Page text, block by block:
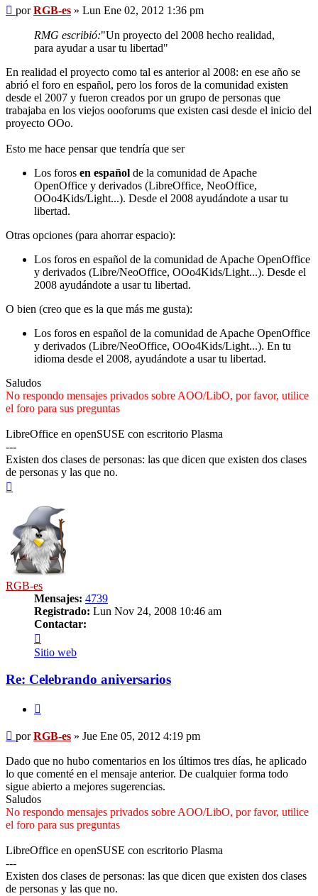
Mensaje
porRGB-es » Lun Ene 02, 2012 1:36 pm
RMG escribió:"Un proyecto del 2008 hecho realidad,
para ayudar a usar tu libertad"
En realidad el proyecto como tal es anterior al 2008: en ese año se
abrió el foro en español, pero los foros de la comunidad existen
desde el 2007 y fueron creados por un grupo de personas que
trabajaba en los viejos oooforums que existen casi desde el inicio del
proyecto OOo.
Esto me hace pensar que tendría que ser
Los foros en español de la comunidad de Apache
OpenOffice y derivados (LibreOffice, NeoOffice,
OOo4Kids/Light...). Desde el 2008 ayudándote a usar tu
libertad.
Otras opciones (para ahorrar espacio):
Los foros en español de la comunidad de Apache OpenOffice
y derivados (Libre/NeoOffice, OOo4Kids/Light...). Desde el
2008 ayudándote a usar tu libertad.
O bien (creo que es la que más me gusta):
Los foros en español de la comunidad de Apache OpenOffice
y derivados (Libre/NeoOffice, OOo4Kids/Light...). En tu
idioma desde el 2008, ayudándote a usar tu libertad.
Saludos
No respondo mensajes privados sobre AOO/LibO, por favor, utilice
el foro para sus preguntas
LibreOffice en openSUSE con escritorio Plasma
---
Existen dos clases de personas: las que dicen que existen dos clases
de personas y las que no.
RGB-es
Mensajes: 4739
Registrado: Lun Nov 24, 2008 10:46 am
Contactar:
RGB-
es
Sitio web
Re: Celebrando aniversarios
Mensaje
porRGB-es » Jue Ene 05, 2012 4:19 pm
Dado que no hubo comentarios en los últimos tres días, he aplicado
lo que comenté en el mensaje anterior. De cualquier forma todo
sigue abierto a mejores sugerencias.
Saludos
No respondo mensajes privados sobre AOO/LibO, por favor, utilice
el foro para sus preguntas
LibreOffice en openSUSE con escritorio Plasma
---
Existen dos clases de personas: las que dicen que existen dos clases
de personas y las que no.